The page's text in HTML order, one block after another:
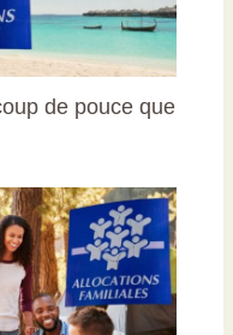
de pouce que